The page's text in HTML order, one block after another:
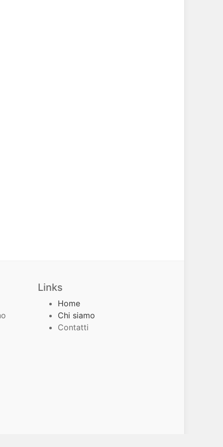
Links
Home
Chi siamo
Contatti